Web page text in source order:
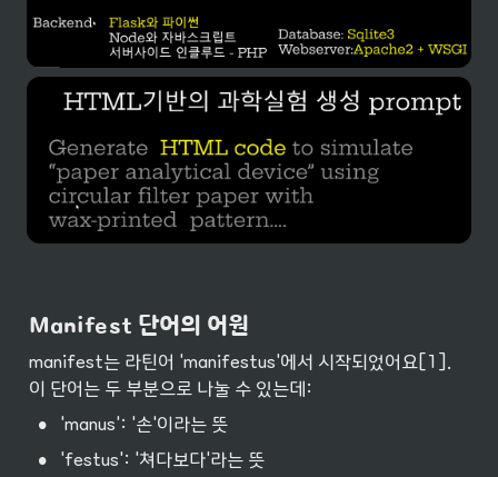
Manifest 단어의 어원
manifest는 라틴어 'manifestus'에서 시작되었어요[1].
이 단어는 두 부분으로 나눌 수 있는데:
• 'manus': '손'이라는 뜻
•
'festus': '쳐다보다'라는 뜻